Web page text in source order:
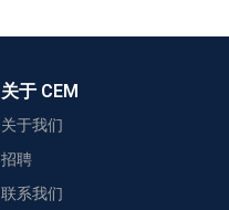
关于 CEM
关于我们
招聘
联系我们